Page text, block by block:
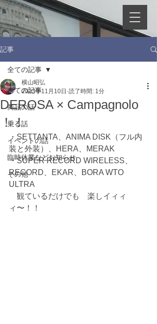
記事
全ての記事
商品の話
乗る話
イベントの話
臨時休業などお知らせ
その他
全ての記事
DEROSA × Campagnolo
！！
横山昭弘
2023年11月10日 読了時間: 1分
・SETTANTA、ANIMA DISK（フル内
装と外装）、HERA、MERAK
・SUPER RECORD WIRELESS、
RECORD、EKAR、BORA WTO
ULTRA
観ているだけでも　楽しイィィ
ィ〜！！